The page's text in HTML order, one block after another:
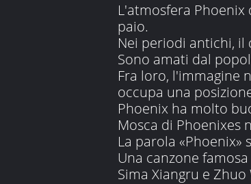
L'atmosfera Phoenix
paio.
Nei periodi antichi, il
Sono amati dal
Fra loro, l'immagine
occupa una
Phoenix ha molto
Mosca di Phoenixes
La parola «Phoenix»
Una canzone
Sima Xiangru e